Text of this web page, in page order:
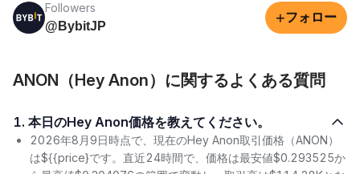
Followers
@BybitJP
+フォロー
ANON（Hey Anon）に関するよくある質問
1. 本日のHey Anon価格を教えてください。
2026年8月9日時点で、現在のHey Anon取引価格（ANON）
は${{price}です。直近24時間で、価格は最安値$0.293525か